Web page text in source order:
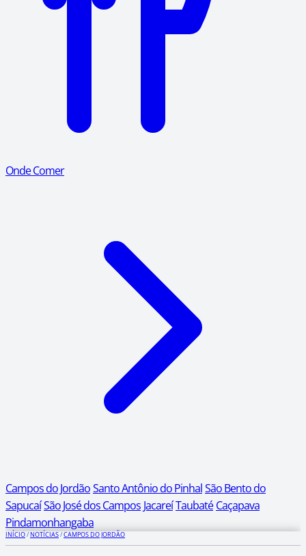
Onde Comer
Campos do JordãoSanto Antônio do PinhalSão Bento do
SapucaíSão José dos Campos JacareíTaubaté Caçapava
Pindamonhangaba
INÍCIO/NOTÍCIAS/CAMPOS DO JORDÃO